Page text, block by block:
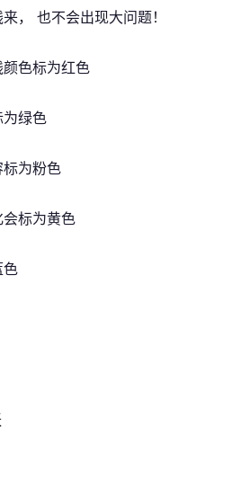
， 也不会出现大问题！
色标为红色
绿色
为粉色
标为黄色
色